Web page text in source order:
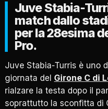
Juve Stabia-
match dallo
per la 28esima
Pro.
Juve Stabia-Turris è uno
giornata del Girone C di
rialzare la testa dopo il
soprattutto la sconfitta di